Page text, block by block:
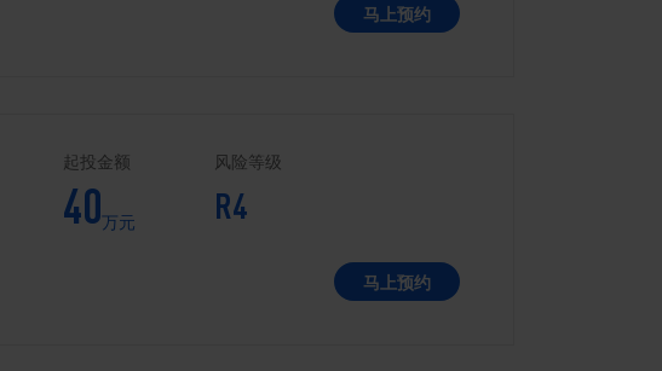
马上预约
起投金额
40万元
风险等级
R4
马上预约